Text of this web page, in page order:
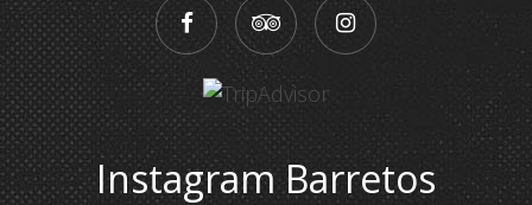
Instagram Barretos